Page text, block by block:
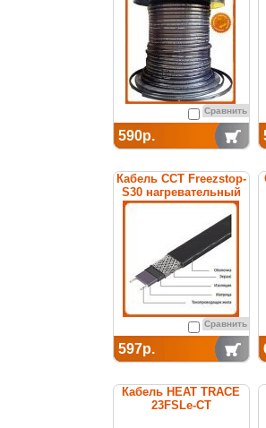
Сравнить
590р.
Кабель ССТ Freezstop-
S30 нагревательный
саморегулирующийся
Сравнить
597р.
Кабель HEAT TRACE
23FSLe-CT